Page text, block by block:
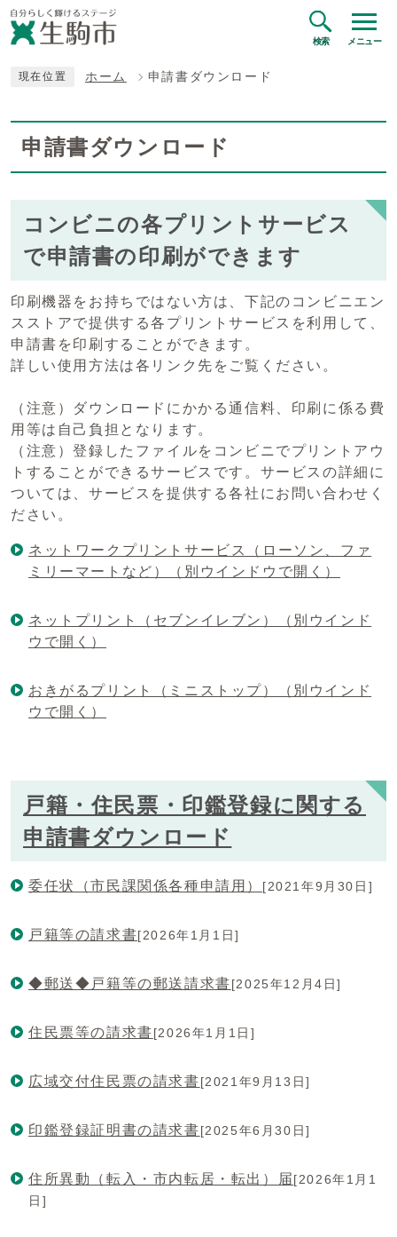
検索 メニュー
現在位置 ホーム 申請書ダウンロード
申請書ダウンロード
コンビニの各プリントサービス
で申請書の印刷ができます
印刷機器をお持ちではない方は、下記のコンビニエン
スストアで提供する各プリントサービスを利用して、
申請書を印刷することができます。
詳しい使用方法は各リンク先をご覧ください。
（注意）ダウンロードにかかる通信料、印刷に係る費
用等は自己負担となります。
（注意）登録したファイルをコンビニでプリントアウ
トすることができるサービスです。サービスの詳細に
ついては、サービスを提供する各社にお問い合わせく
ださい。
ネットワークプリントサービス（ローソン、ファ
ミリーマートなど）（別ウインドウで開く）
ネットプリント（セブンイレブン）（別ウインド
ウで開く）
おきがるプリント（ミニストップ）（別ウインド
ウで開く）
戸籍・住民票・印鑑登録に関する
申請書ダウンロード
委任状（市民課関係各種申請用） [2021年9月30日]
戸籍等の請求書[2026年1月1日]
◆郵送◆戸籍等の郵送請求書[2025年12月4日]
住民票等の請求書[2026年1月1日]
広域交付住民票の請求書[2021年9月13日]
印鑑登録証明書の請求書[2025年6月30日]
住所異動（転入・市内転居・転出）届[2026年1月1
日]